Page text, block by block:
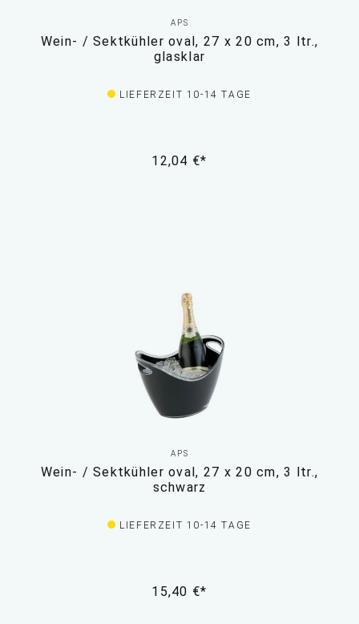
APS
Wein- / Sektkühler oval, 27 x 20 cm, 3 ltr.,
glasklar
LIEFERZEIT 10-14 TAGE
12,04 €*
APS
Wein- / Sektkühler oval, 27 x 20 cm, 3 ltr.,
schwarz
LIEFERZEIT 10-14 TAGE
15,40 €*